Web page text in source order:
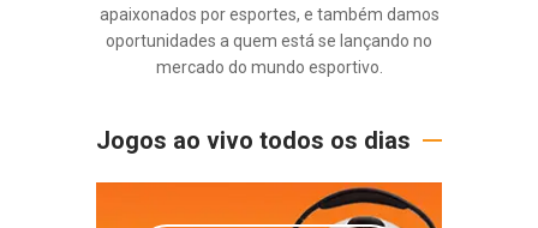
apaixonados por esportes, e também damos
oportunidades a quem está se lançando no
mercado do mundo esportivo.
Jogos ao vivo todos os dias